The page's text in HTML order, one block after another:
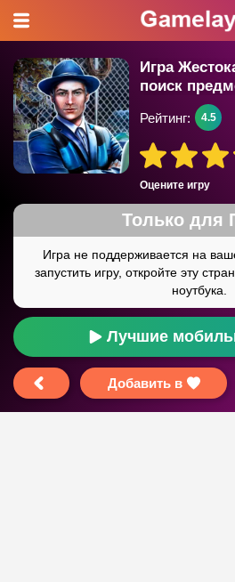
Игра
поиск
Оцените игру
Рейтинг: 4.5
Лучшие
Добавить в